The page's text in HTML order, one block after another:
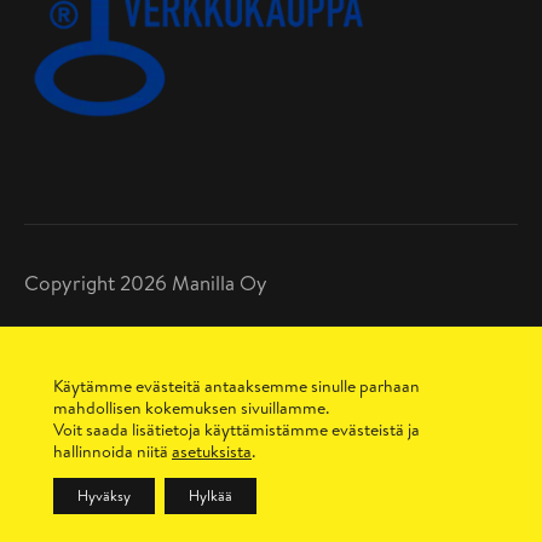
Copyright 2026 Manilla Oy
Tietosuojaseloste
Maksutavat
Sopimusehdot
Käytämme evästeitä antaaksemme sinulle parhaan
mahdollisen kokemuksen sivuillamme.
Voit saada lisätietoja käyttämistämme evästeistä ja
hallinnoida niitä asetuksista.
Hyväksy Hylkää